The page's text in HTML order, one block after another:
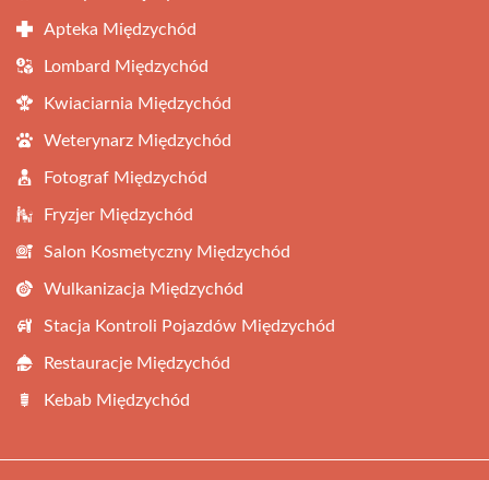
Apteka Międzychód
Lombard Międzychód
Kwiaciarnia Międzychód
Weterynarz Międzychód
Fotograf Międzychód
Fryzjer Międzychód
Salon Kosmetyczny Międzychód
Wulkanizacja Międzychód
Stacja Kontroli Pojazdów Międzychód
Restauracje Międzychód
Kebab Międzychód